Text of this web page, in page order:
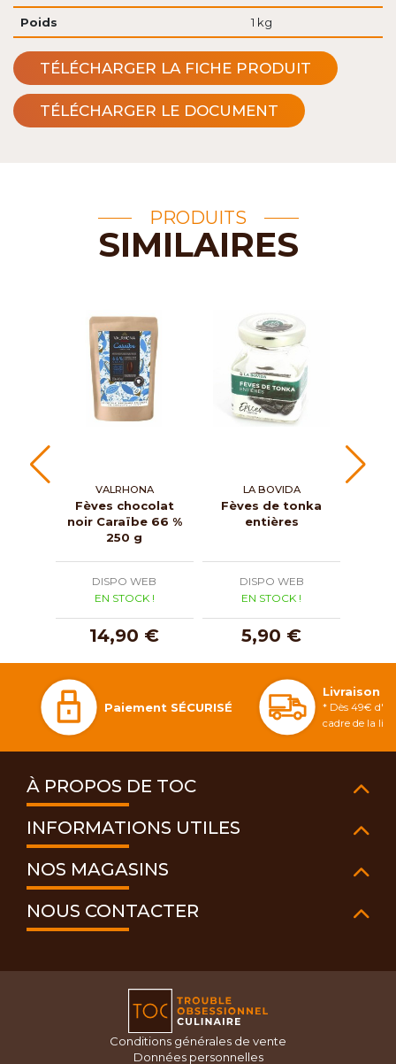
Poids 1 kg
TÉLÉCHARGER LA FICHE PRODUIT
TÉLÉCHARGER LE DOCUMENT
PRODUITS
SIMILAIRES
VALRHONA
Fèves chocolat
noir Caraïbe 66 %
250 g
DISPO WEB
EN STOCK !
14,90 €
LA BOVIDA
Fèves de tonka
entières
DISPO WEB
EN STOCK !
5,90 €
Paiement SÉCURISÉ
Livraison
* Dès 49€
cadre de la
À PROPOS DE TOC
INFORMATIONS UTILES
NOS MAGASINS
NOUS CONTACTER
Conditions générales de vente
Données personnelles